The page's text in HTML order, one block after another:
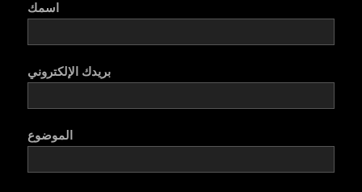
اسمك
بريدك الإلكتروني
الموضوع